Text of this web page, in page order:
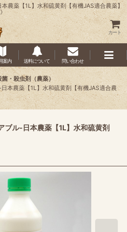
農薬【1L】水和硫黄剤【有機JAS適合農薬】
カート
案内 送料について 問い合わせ
菌・殺虫剤（農薬）
本農薬【1L】水和硫黄剤【有機JAS適合農
ブル-日本農薬【1L】水和硫黄剤